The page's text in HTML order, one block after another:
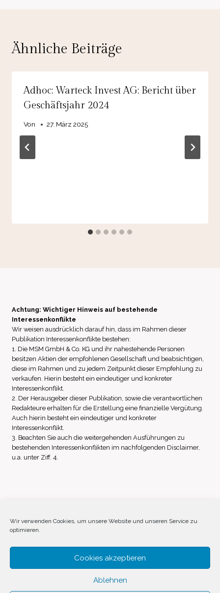
Wir verwenden Cookies, um unsere Website und unseren Service zu
optimieren.
Cookies akzeptieren
Ablehnen
Ähnliche Beiträge
Adhoc: Warteck Invest AG: Bericht über
Geschäftsjahr 2024
Von 27. März 2025
Achtung: Wichtiger Hinweis auf bestehende
Interessenkonflikte
Wir weisen ausdrücklich darauf hin, dass im Rahmen dieser
Publikation Interessenkonflikte bestehen:
1. Die MSM GmbH & Co. KG und ihr nahestehende Personen
besitzen Aktien der empfohlenen Gesellschaft und beabsichtigen,
diese im Rahmen und zu jedem Zeitpunkt dieser Empfehlung zu
verkaufen. Hierin besteht ein eindeutiger und konkreter
Interessenkonflikt.
2. Der Herausgeber dieser Publikation, sowie die verantwortlichen
Redakteure erhalten für die Erstellung eine finanzielle Vergütung.
Auch hierin besteht ein eindeutiger und konkreter
Interessenkonflikt.
3. Beachten Sie auch die weitergehenden Ausführungen zu
bestehenden Interessenkonflikten im nachfolgenden Disclaimer,
u.a. unter Ziff. 4.
Impressum Datenschutz
Disclaimer